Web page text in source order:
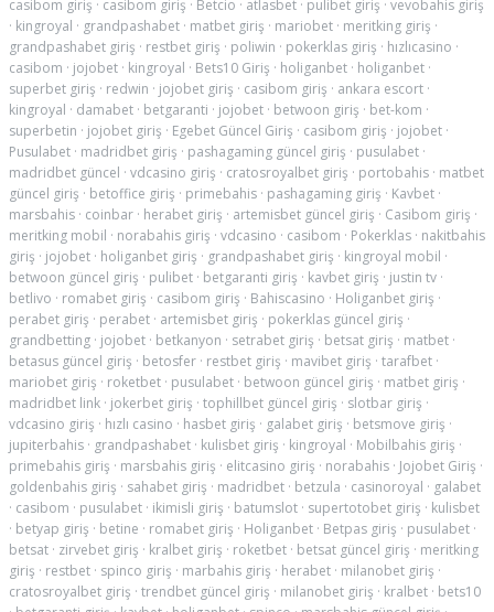
casibom giriş · casibom giriş · Betcio · atlasbet · pulibet giriş · vevobahis giriş
· kingroyal · grandpashabet · matbet giriş · mariobet · meritking giriş ·
grandpashabet giriş · restbet giriş · poliwin · pokerklas giriş · hızlıcasino ·
casibom · jojobet · kingroyal · Bets10 Giriş · holiganbet · holiganbet ·
superbet giriş · redwin · jojobet giriş · casibom giriş · ankara escort ·
kingroyal · damabet · betgaranti · jojobet · betwoon giriş · bet-kom ·
superbetin · jojobet giriş · Egebet Güncel Giriş · casibom giriş · jojobet ·
Pusulabet · madridbet giriş · pashagaming güncel giriş · pusulabet ·
madridbet güncel · vdcasino giriş · cratosroyalbet giriş · portobahis · matbet
güncel giriş · betoffice giriş · primebahis · pashagaming giriş · Kavbet ·
marsbahis · coinbar · herabet giriş · artemisbet güncel giriş · Casibom giriş ·
meritking mobil · norabahis giriş · vdcasino · casibom · Pokerklas · nakitbahis
giriş · jojobet · holiganbet giriş · grandpashabet giriş · kingroyal mobil ·
betwoon güncel giriş · pulibet · betgaranti giriş · kavbet giriş · justin tv ·
betlivo · romabet giriş · casibom giriş · Bahiscasino · Holiganbet giriş ·
perabet giriş · perabet · artemisbet giriş · pokerklas güncel giriş ·
grandbetting · jojobet · betkanyon · setrabet giriş · betsat giriş · matbet ·
betasus güncel giriş · betosfer · restbet giriş · mavibet giriş · tarafbet ·
mariobet giriş · roketbet · pusulabet · betwoon güncel giriş · matbet giriş ·
madridbet link · jokerbet giriş · tophillbet güncel giriş · slotbar giriş ·
vdcasino giriş · hızlı casino · hasbet giriş · galabet giriş · betsmove giriş ·
jupiterbahis · grandpashabet · kulisbet giriş · kingroyal · Mobilbahis giriş ·
primebahis giriş · marsbahis giriş · elitcasino giriş · norabahis · Jojobet Giriş ·
goldenbahis giriş · sahabet giriş · madridbet · betzula · casinoroyal · galabet
· casibom · pusulabet · ikimisli giriş · batumslot · supertotobet giriş · kulisbet
· betyap giriş · betine · romabet giriş · Holiganbet · Betpas giriş · pusulabet ·
betsat · zirvebet giriş · kralbet giriş · roketbet · betsat güncel giriş · meritking
giriş · restbet · spinco giriş · marbahis giriş · herabet · milanobet giriş ·
cratosroyalbet giriş · trendbet güncel giriş · milanobet giriş · kralbet · bets10